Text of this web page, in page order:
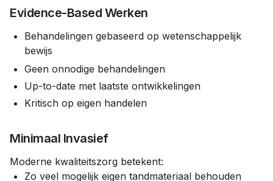
Evidence-Based Werken
Behandelingen gebaseerd op wetenschappelijk
bewijs
Geen onnodige behandelingen
Up-to-date met laatste ontwikkelingen
Kritisch op eigen handelen
Minimaal Invasief
Moderne kwaliteitszorg betekent:
Zo veel mogelijk eigen tandmateriaal behouden